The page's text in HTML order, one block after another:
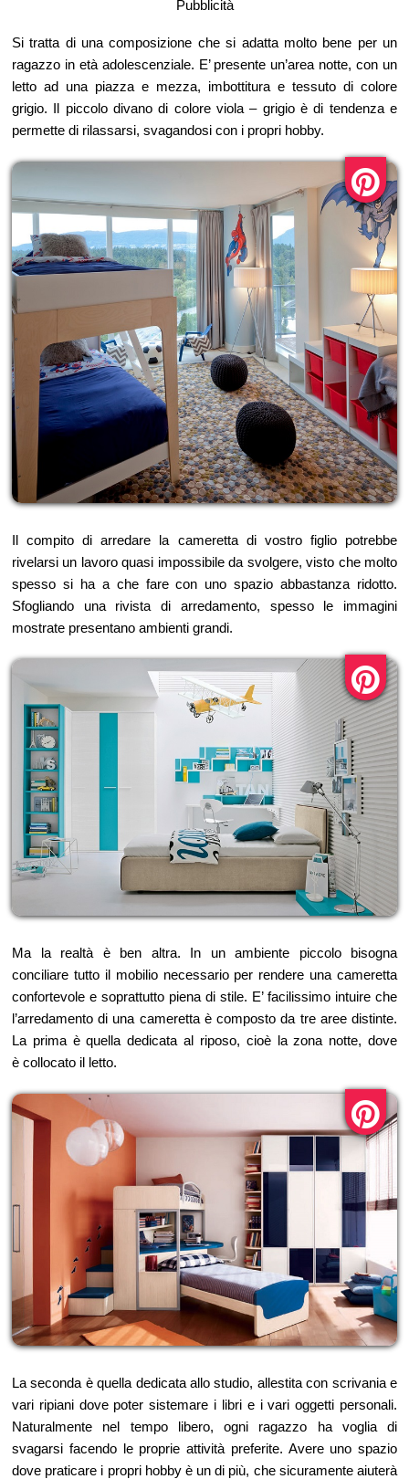
Pubblicità
Si tratta di una composizione che si adatta molto bene per un
ragazzo in età adolescenziale. E’ presente un’area notte, con un
letto ad una piazza e mezza, imbottitura e tessuto di colore
grigio. Il piccolo divano di colore viola – grigio è di tendenza e
permette di rilassarsi, svagandosi con i propri hobby.
Il compito di arredare la cameretta di vostro figlio potrebbe
rivelarsi un lavoro quasi impossibile da svolgere, visto che molto
spesso si ha a che fare con uno spazio abbastanza ridotto.
Sfogliando una rivista di arredamento, spesso le immagini
mostrate presentano ambienti grandi.
Ma la realtà è ben altra. In un ambiente piccolo bisogna
conciliare tutto il mobilio necessario per rendere una cameretta
confortevole e soprattutto piena di stile. E’ facilissimo intuire che
l’arredamento di una cameretta è composto da tre aree distinte.
La prima è quella dedicata al riposo, cioè la zona notte, dove
è collocato il letto.
La seconda è quella dedicata allo studio, allestita con scrivania e
vari ripiani dove poter sistemare i libri e i vari oggetti personali.
Naturalmente nel tempo libero, ogni ragazzo ha voglia di
svagarsi facendo le proprie attività preferite. Avere uno spazio
dove praticare i propri hobby è un di più, che sicuramente aiuterà